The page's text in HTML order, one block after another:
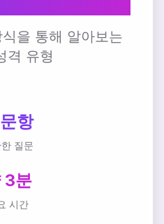
을 통해 알아보는
격 유형
항
질문
3분
시간